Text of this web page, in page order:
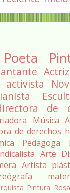
Poeta
Actriz
activista
de
Música
de derechos
Pedagoga
Arte
Artista
Pintura